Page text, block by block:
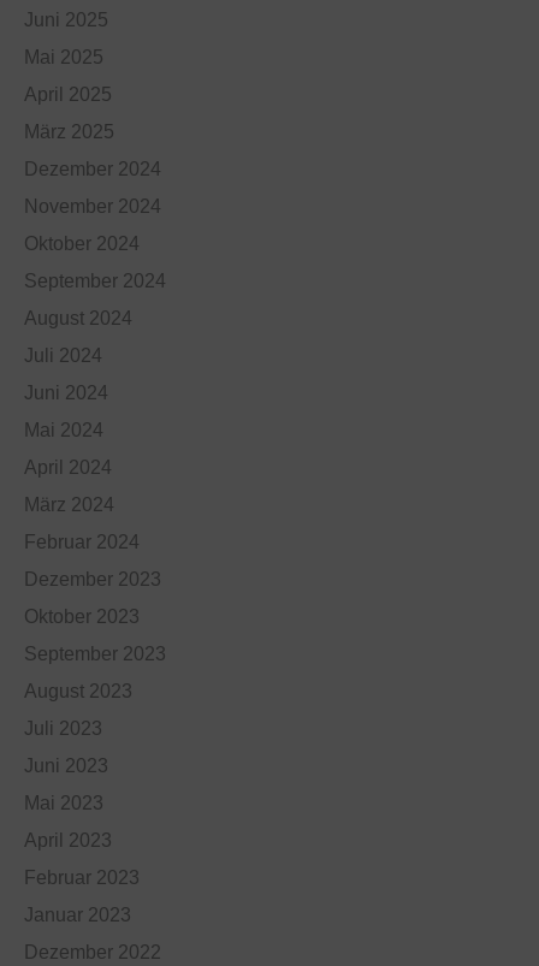
Juni 2025
Mai 2025
April 2025
März 2025
Dezember 2024
November 2024
Oktober 2024
September 2024
August 2024
Juli 2024
Juni 2024
Mai 2024
April 2024
März 2024
Februar 2024
Dezember 2023
Oktober 2023
September 2023
August 2023
Juli 2023
Juni 2023
Mai 2023
April 2023
Februar 2023
Januar 2023
Dezember 2022